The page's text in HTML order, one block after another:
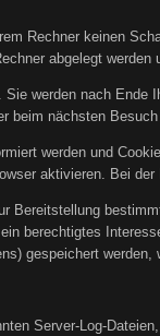
Rechner keinen
abgelegt werden
werden nach
beim nächsten Besuch
werden und
aktivieren. Bei
berechtigtes
gespeichert
Server-Log-